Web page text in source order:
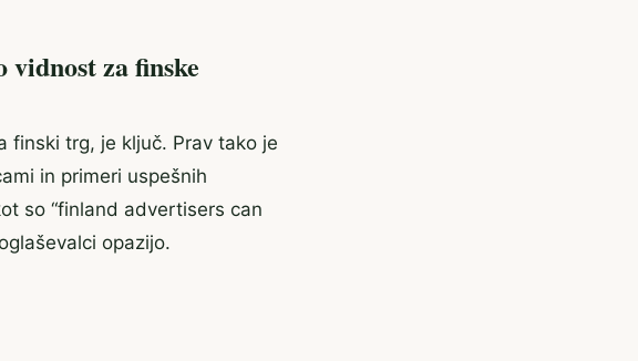
za finske
finski trg, je ključ. Prav tako je
in primeri uspešnih
so “finland advertisers can
opazijo.